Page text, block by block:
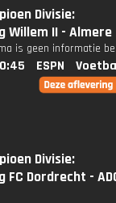
Divisie:
Willem II - Almere
is geen informatie
ESPN
Divisie:
Dordrecht -